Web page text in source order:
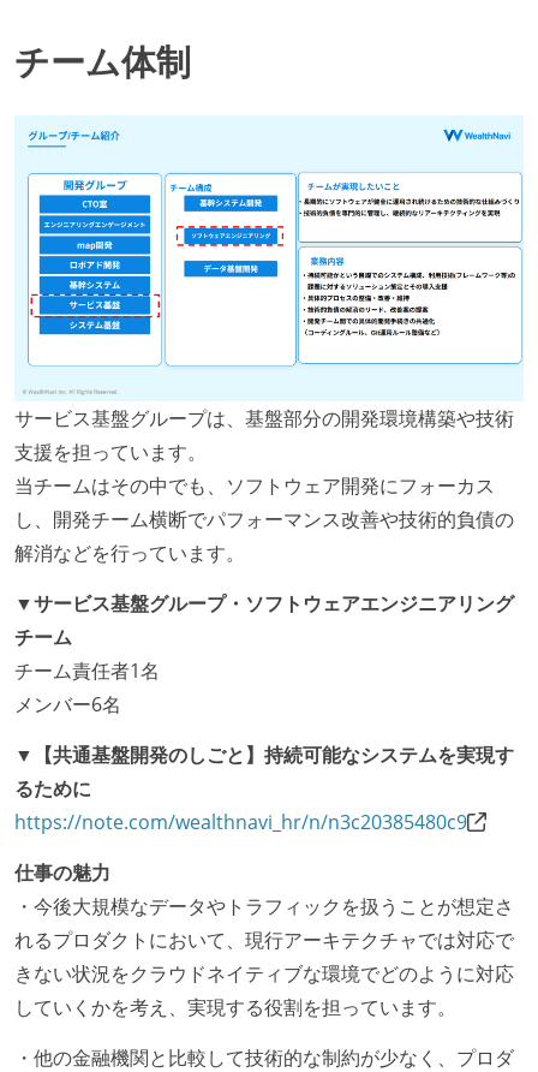
チーム体制
サービス基盤グループは、基盤部分の開発環境構築や技術
支援を担っています。
当チームはその中でも、ソフトウェア開発にフォーカス
し、開発チーム横断でパフォーマンス改善や技術的負債の
解消などを行っています。
▼サービス基盤グループ・ソフトウェアエンジニアリング
チーム
チーム責任者1名
メンバー6名
▼【共通基盤開発のしごと】持続可能なシステムを実現す
るために
https://note.com/wealthnavi_hr/n/n3c20385480c9
仕事の魅力
・今後大規模なデータやトラフィックを扱うことが想定さ
れるプロダクトにおいて、現行アーキテクチャでは対応で
きない状況をクラウドネイティブな環境でどのように対応
していくかを考え、実現する役割を担っています。
・他の金融機関と比較して技術的な制約が少なく、プロダ